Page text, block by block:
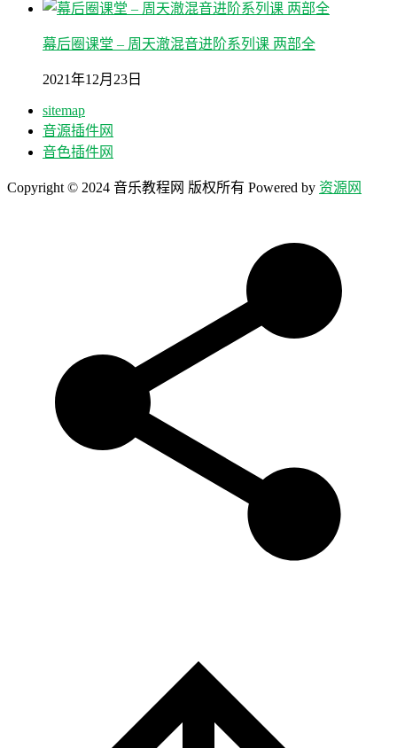
幕后圈课堂 – 周天澈混音进阶系列课 两部全
2021年12月23日
sitemap
音源插件网
音色插件网
Copyright © 2024 音乐教程网 版权所有 Powered by 资源网